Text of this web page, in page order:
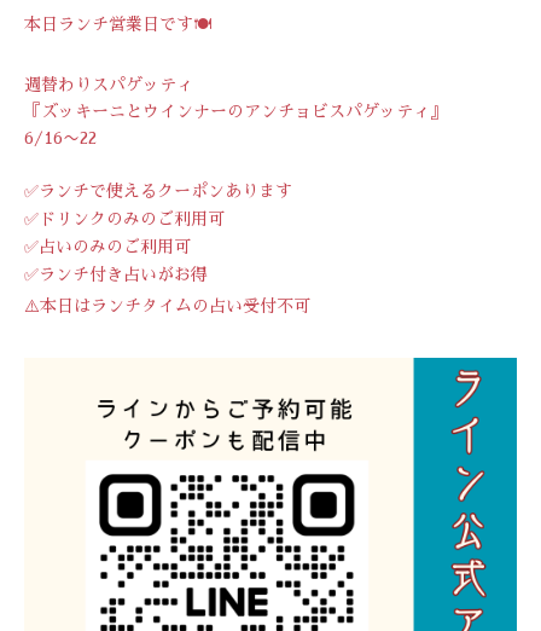
本日ランチ営業日です🍽️
週替わりスパゲッティ
『ズッキーニとウインナーのアンチョビスパゲッティ』
6/16〜22
✅ランチで使えるクーポンあります
✅ドリンクのみのご利用可
✅占いのみのご利用可
✅ランチ付き占いがお得
⚠️本日はランチタイムの占い受付不可